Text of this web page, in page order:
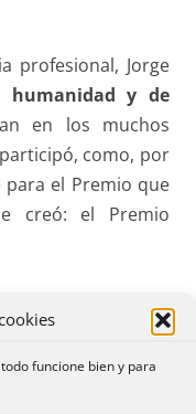
funcione bien y para
profesional, Jorge
humanidad y de
en los muchos
como, por
el Premio que
creó: el Premio
expresando
vida dedicada al
bien hecho. Su